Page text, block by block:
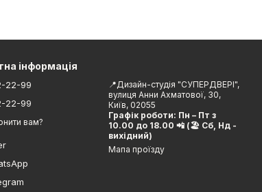
інформація
22-99
22-99
вам?
📍Дизайн-студія "СУПЕРДВЕРІ",
вулиця Анни Ахматової, 30,
Київ, 02055
Графік роботи: Пн – Пт з
10.00 до 18.00 📲 (🏖 Сб, Нд -
вихідний)
Мапа проїзду